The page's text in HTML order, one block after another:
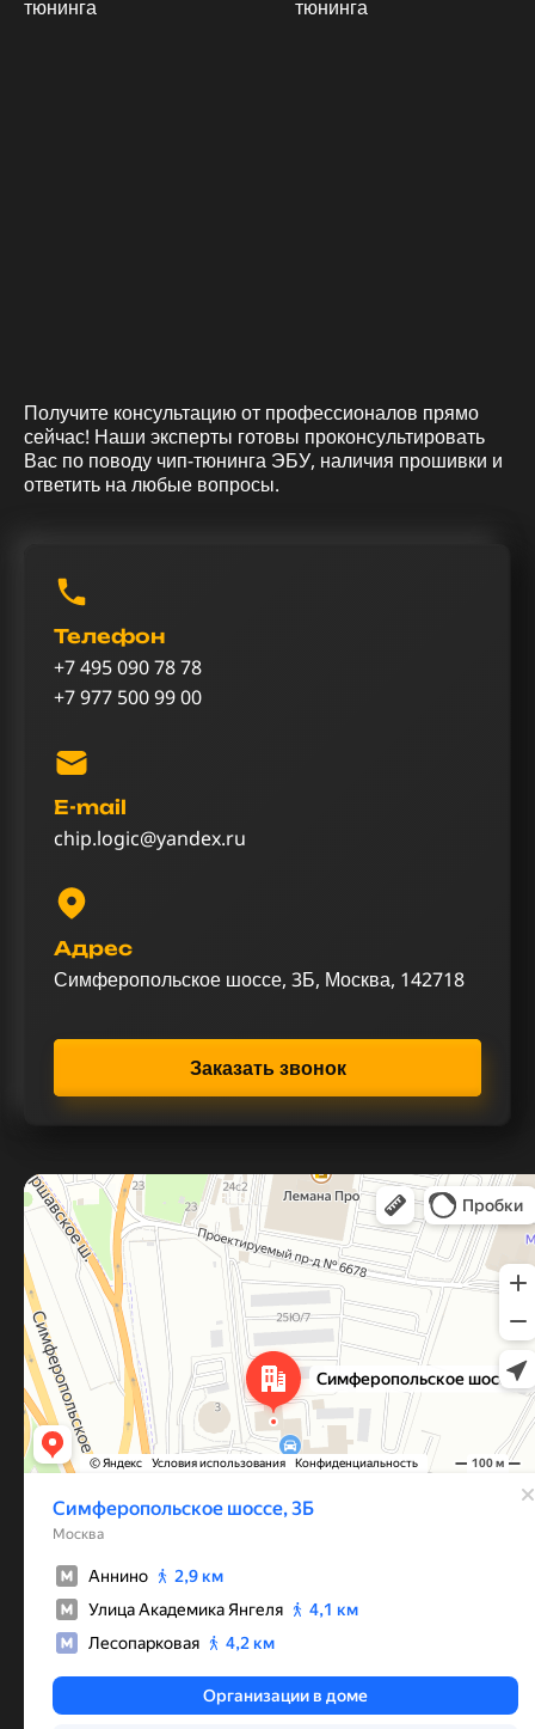
Получите консультацию от профессионалов прямо
сейчас! Наши эксперты готовы проконсультировать
Вас по поводу чип-тюнинга ЭБУ, наличия прошивки и
ответить на любые вопросы.
Телефон
+7 495 090 78 78
+7 977 500 99 00
E-mail
chip.logic@yandex.ru
Адрес
Симферопольское шоссе, 3Б, Москва, 142718
Заказать звонок